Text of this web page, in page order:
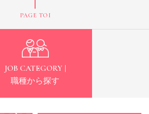
JOB CATEGORY |
職種から探す
PAGE TOP